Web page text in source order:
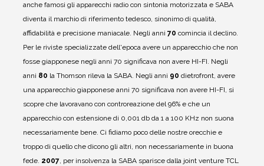
anche famosi gli apparecchi radio con sintonia motorizzata e SABA
diventa il marchio di riferimento tedesco, sinonimo di qualità,
affidabilità e precisione maniacale. Negli anni 70 comincia il declino.
Per le riviste specializzate dell'epoca avere un apparecchio che non
fosse giapponese negli anni 70 significava non avere HI-FI. Negli
anni 80 la Thomson rileva la SABA. Negli anni 90 dietrofront, avere
una apparecchio giapponese anni 70 significava non avere HI-FI, si
scopre che lavoravano con controreazione del 96% e che un
apparecchio con estensione di 0,001 db da 1 a 100 KHz non suona
necessariamente bene. Ci fidiamo poco delle nostre orecchie e
troppo di quello che dicono gli altri, non necessariamente in buona
fede. 2007, per insolvenza la SABA sparisce dalla joint venture TCL